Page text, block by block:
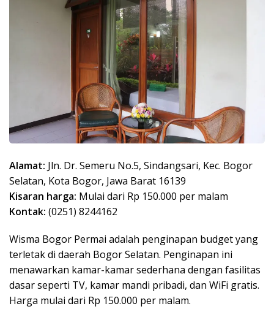
Alamat: Jln. Dr. Semeru No.5, Sindangsari, Kec. Bogor
Selatan, Kota Bogor, Jawa Barat 16139
Kisaran harga: Mulai dari Rp 150.000 per malam
Kontak: (0251) 8244162
Wisma Bogor Permai adalah penginapan budget yang
terletak di daerah Bogor Selatan. Penginapan ini
menawarkan kamar-kamar sederhana dengan fasilitas
dasar seperti TV, kamar mandi pribadi, dan WiFi gratis.
Harga mulai dari Rp 150.000 per malam.